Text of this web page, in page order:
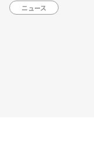
ニュース